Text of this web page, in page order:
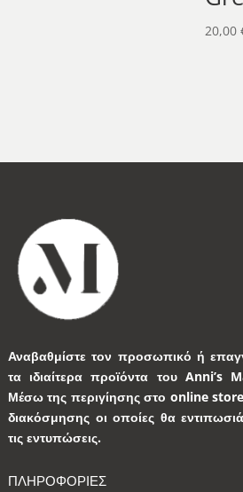
20,00
Αναβαθμίστε τον προσωπικό ή
τα ιδιαίτερα προϊόντα του
Μέσω της περιγίησης στο online
διακόσμησης οι οποίες θα
τις εντυπώσεις.
ΠΛΗΡΟΦΟΡΙΕΣ